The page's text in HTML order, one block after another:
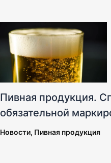
Пивная продукция.
обязательной
Новости, Пивная продукция